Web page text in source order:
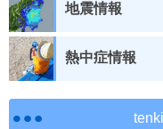
地震情報
熱中症情報